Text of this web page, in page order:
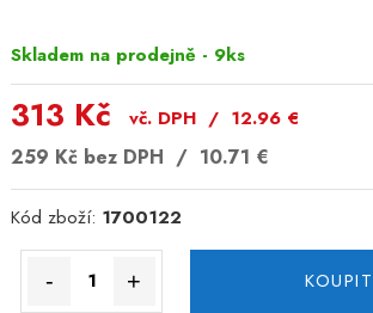
Skladem na prodejně - 9ks
313 Kč vč. DPH / 12.96€
259 Kč bez DPH / 10.71 €
Kód zboží: 1700122
- + KOUPIT